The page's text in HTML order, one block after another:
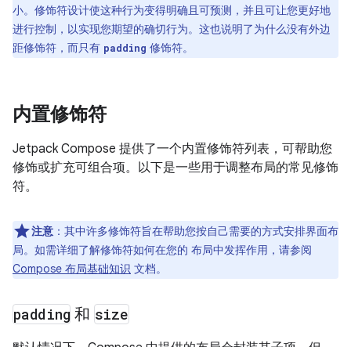
小。修饰符设计使这种行为变得明确且可预测，并且可让您更好地
进行控制，以实现您期望的确切行为。这也说明了为什么没有外边
距修饰符，而只有 padding 修饰符。
内置修饰符
Jetpack Compose 提供了一个内置修饰符列表，可帮助您
修饰或扩充可组合项。以下是一些用于调整布局的常见修饰
符。
注意 ：其中许多修饰符旨在帮助您按自己需要的方式安排界面布
局。如需详细了解修饰符如何在您的 布局中发挥作用，请参阅
Compose 布局基础知识 文档。
padding 和 size